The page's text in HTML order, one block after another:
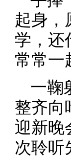
起身，
学，还
常常一
一鞠
整齐向
迎新晚
次聆听